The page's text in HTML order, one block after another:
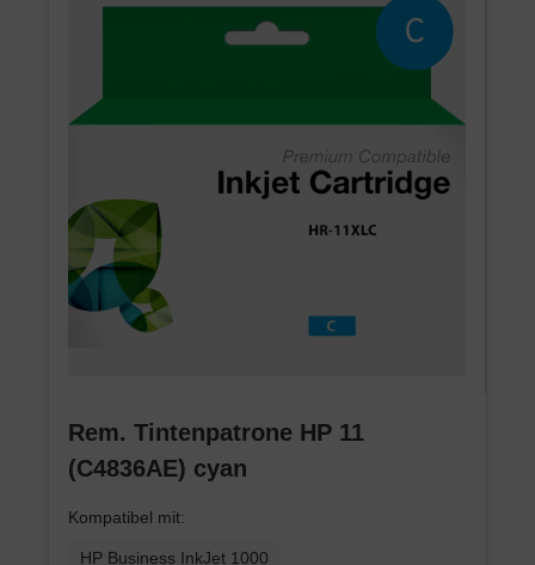
Rem. Tintenpatrone HP 11
(C4836AE) cyan
Kompatibel mit:
HP Business InkJet 1000